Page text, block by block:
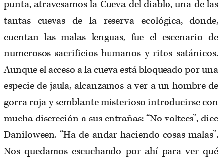
punta, atravesamos la Cueva del diablo, una de las
tantas cuevas de la reserva ecológica, donde,
cuentan las malas lenguas, fue el escenario de
numerosos sacrificios humanos y ritos satánicos.
Aunque el acceso a la cueva está bloqueado por una
especie de jaula, alcanzamos a ver a un hombre de
gorra roja y semblante misterioso introducirse con
mucha discreción a sus entrañas: “No voltees”, dice
Daniloween. “Ha de andar haciendo cosas malas”.
Nos quedamos escuchando por ahí para ver qué